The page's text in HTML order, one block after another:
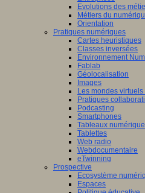
Evolutions des
Métiers du
Orientation
Pratiques numériques
Cartes heuristiques
Classes inversées
Environnement
Fablab
Géolocalisation
Images
Les mondes
Pratiques
Podcasting
Smartphones
Tableaux
Tablettes
Web radio
Webdocumentaire
eTwinning
Prospective
Ecosystème
Espaces